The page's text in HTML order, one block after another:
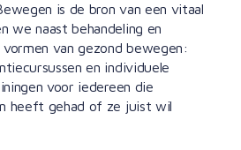
is de bron van een vitaal
we naast behandeling en
van gezond bewegen:
en individuele
voor iedereen die
heeft gehad of ze juist wil